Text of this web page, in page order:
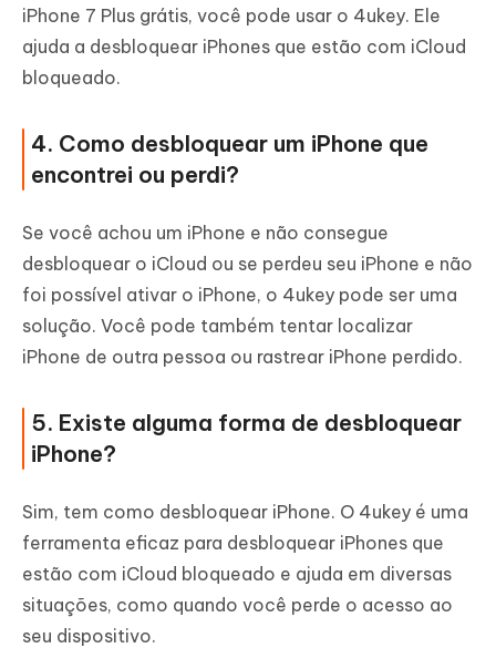
iPhone 7 Plus grátis, você pode usar o 4ukey. Ele
ajuda a desbloquear iPhones que estão com iCloud
bloqueado.
4. Como desbloquear um iPhone que
encontrei ou perdi?
Se você achou um iPhone e não consegue
desbloquear o iCloud ou se perdeu seu iPhone e não
foi possível ativar o iPhone, o 4ukey pode ser uma
solução. Você pode também tentar localizar
iPhone de outra pessoa ou rastrear iPhone perdido.
5. Existe alguma forma de desbloquear
iPhone?
Sim, tem como desbloquear iPhone. O 4ukey é uma
ferramenta eficaz para desbloquear iPhones que
estão com iCloud bloqueado e ajuda em diversas
situações, como quando você perde o acesso ao
seu dispositivo.